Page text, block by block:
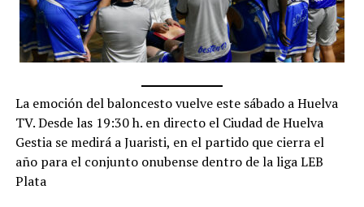
La emoción del baloncesto vuelve este sábado a Huelva
TV. Desde las 19:30 h. en directo el Ciudad de Huelva
Gestia se medirá a Juaristi, en el partido que cierra el
año para el conjunto onubense dentro de la liga LEB
Plata